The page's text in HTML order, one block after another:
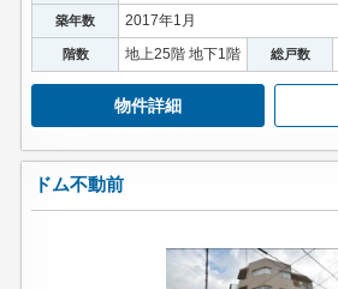
築年数 2017年1月
階数 地上25階 地下1階 総戸数
物件詳細
ドム不動前